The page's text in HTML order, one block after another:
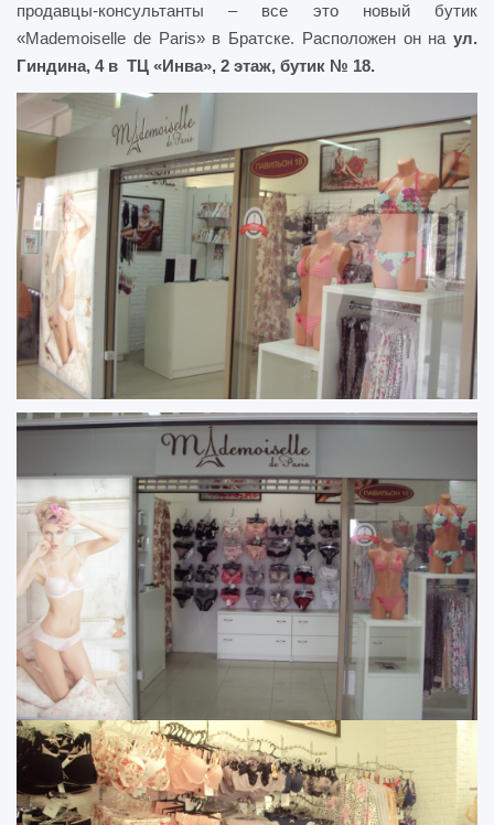
продавцы-консультанты – все это новый бутик
«Mademoiselle de Paris» в Братске. Расположен он на ул.
Гиндина, 4 в ТЦ «Инва», 2 этаж, бутик № 18.